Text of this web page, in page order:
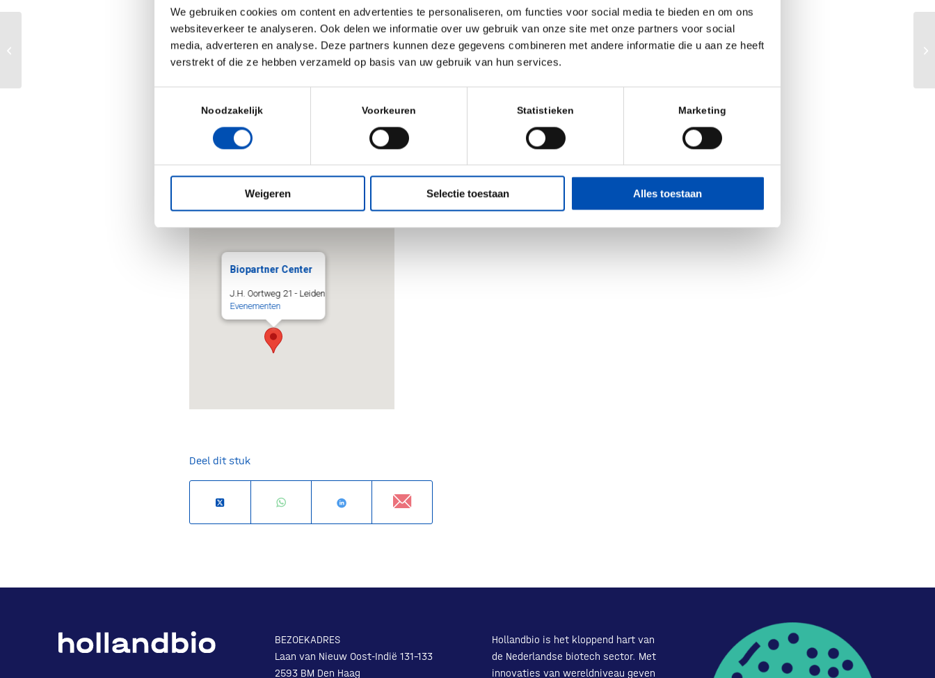
We gebruiken cookies om content en advertenties te personaliseren, om functies voor social media te bieden en om ons
websiteverkeer te analyseren. Ook delen we informatie over uw gebruik van onze site met onze partners voor social
media, adverteren en analyse. Deze partners kunnen deze gegevens combineren met andere informatie die u aan ze heeft
verstrekt of die ze hebben verzameld op basis van uw gebruik van hun services.
Noodzakelijk Voorkeuren Statistieken Marketing
Weigeren Selectie toestaan Alles toestaan
– Strategic alliance process
management
– Concepts in valuation
– Basic components of a contract
More information
Biopartner Center
J.H. Oortweg 21 - Leiden
Evenementen
Deel dit stuk
BEZOEKADRES
Laan van Nieuw Oost-Indië 131-133
2593 BM Den Haag
Hollandbio is het kloppend hart van
de Nederlandse biotech sector. Met
innovaties van wereldniveau geven